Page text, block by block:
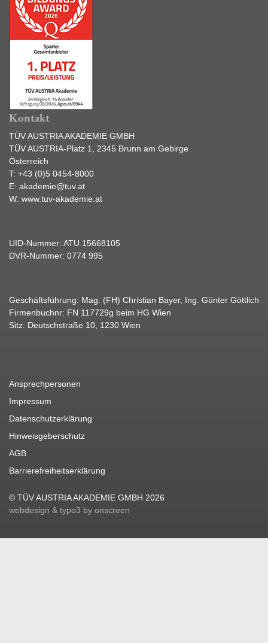
Kontakt
TÜV AUSTRIA AKADEMIE GMBH
TÜV AUSTRIA-Platz 1, 2345 Brunn am Gebirge
Österreich
T: +43 (0)5 0454-8000
E: akademie@tuv.at
W: www.tuv-akademie.at
UID-Nummer: ATU 15668105
DVR-Nummer: 0774 995
Geschäftsführung: Mag. (FH) Christian Bayer, Ing. Günter Göttlich
Firmenbuchnr: FN 117729g beim HG Wien
Sitz: Deutschstraße 10, 1230 Wien
Ansprechpersonen
Impressum
Datenschutzerklärung
Hinweisgeberschutz
AGB
Barrierefreiheitserklärung
© TÜV AUSTRIA AKADEMIE GMBH 2026
webdesign & typo3 by onscreen